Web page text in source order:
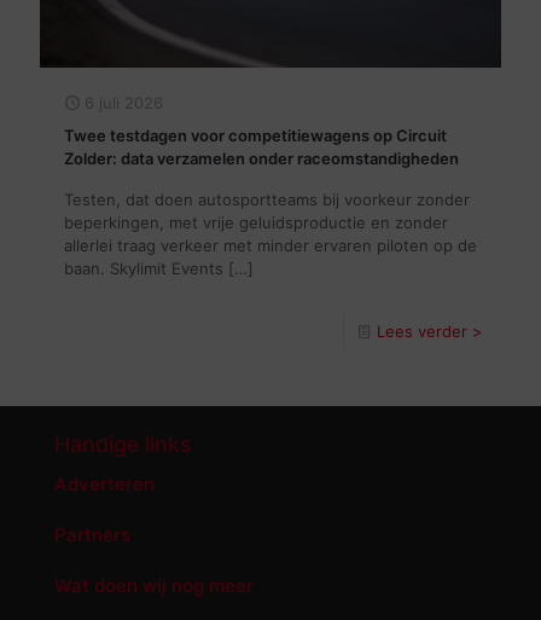
6 juli 2026
Twee testdagen voor competitiewagens op Circuit
Zolder: data verzamelen onder raceomstandigheden
Testen, dat doen autosportteams bij voorkeur zonder
beperkingen, met vrije geluidsproductie en zonder
allerlei traag verkeer met minder ervaren piloten op de
baan. Skylimit Events […]
Lees verder >
Handige links
Adverteren
Partners
Wat doen wij nog meer